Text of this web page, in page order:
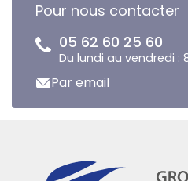
Pour nous contacter
05 62 60 25 60
Du lundi au vendredi :
Par email